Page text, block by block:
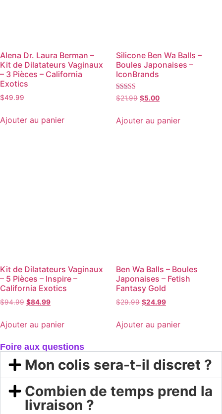
Alena Dr. Laura Berman –
Kit de Dilatateurs Vaginaux
– 3 Pièces – California
Exotics
$49.99
Ajouter au panier
Silicone Ben Wa Balls –
Boules Japonaises –
IconBrands
Note
4.00
$21.99 $5.00
Ajouter au panier
Kit de Dilatateurs Vaginaux
– 5 Pièces – Inspire –
California Exotics
$94.99 $84.99
Ajouter au panier
Ben Wa Balls – Boules
Japonaises – Fetish
Fantasy Gold
$29.99 $24.99
Ajouter au panier
Foire aux questions
Mon colis sera-t-il discret ?
Combien de temps prend la
livraison ?